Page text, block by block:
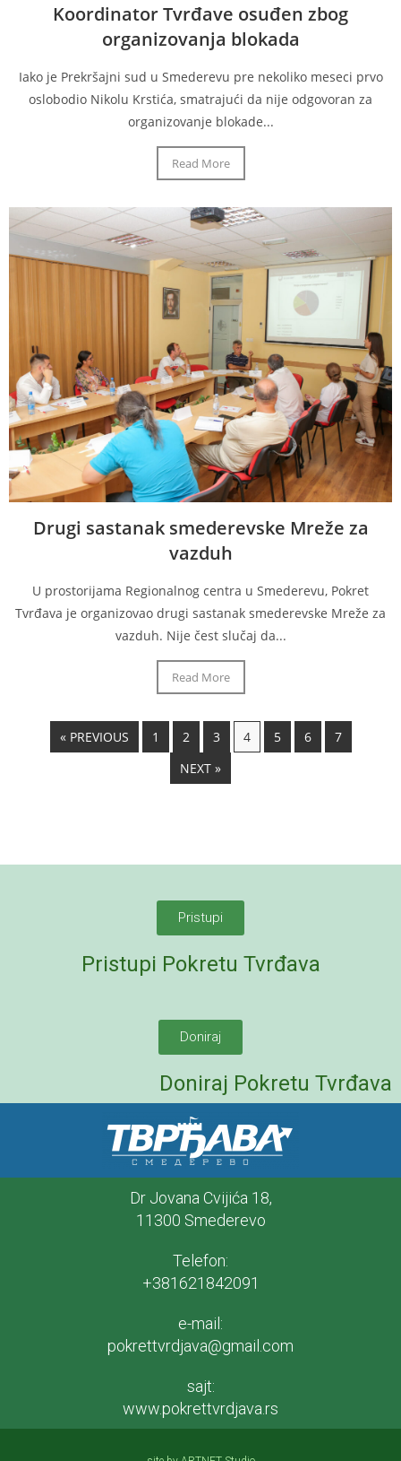
Koordinator Tvrđave osuđen zbog
organizovanja blokada
Iako je Prekršajni sud u Smederevu pre nekoliko meseci prvo
oslobodio Nikolu Krstića, smatrajući da nije odgovoran za
organizovanje blokade...
Read More
Drugi sastanak smederevske Mreže za
vazduh
U prostorijama Regionalnog centra u Smederevu, Pokret
Tvrđava je organizovao drugi sastanak smederevske Mreže za
vazduh. Nije čest slučaj da...
Read More
« PREVIOUS 1 2 3 4 5 6
7
NEXT »
Pristupi
Pristupi Pokretu Tvrđava
Doniraj
Doniraj Pokretu Tvrđava
Dr Jovana Cvijića 18,
11300 Smederevo
Telefon:
+381621842091
e-mail:
pokrettvrdjava@gmail.com
sajt:
www.pokrettvrdjava.rs